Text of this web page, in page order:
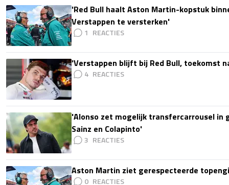
'Red Bull haalt Aston Martin-kopstuk
Verstappen te versterken'
1
'Verstappen blijft bij Red Bull, toekomst
4
'Alonso zet mogelijk transfercarrousel in
Sainz en Colapinto'
3
Aston Martin ziet gerespecteerde
0